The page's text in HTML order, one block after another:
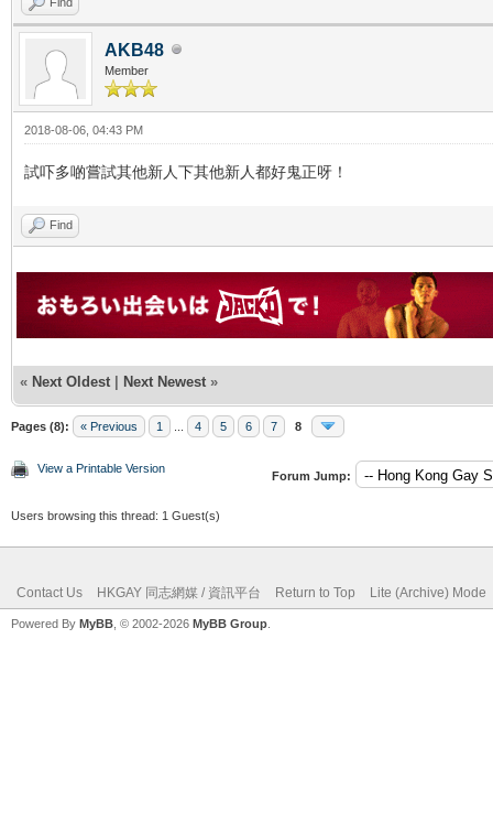
AKB48
Member
2018-08-06, 04:43 PM
試吓多啲嘗試其他新人下其他新人都好鬼正呀！
Find
« Next Oldest | Next Newest »
Pages (8): « Previous 1 4 5 6 7 8
View a Printable Version
Forum Jump:
Users browsing this thread: 1 Guest(s)
Contact Us HKGAY 同志網媒 / 資訊平台 Return to Top Lite (Archive) Mode
Powered By MyBB , © 2002-2026 MyBB Group